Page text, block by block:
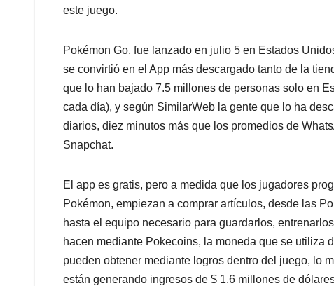
este juego.
Pokémon Go, fue lanzado en julio 5 en Estados
se convirtió en el App más descargado tanto de la
que lo han bajado 7.5 millones de personas solo en
cada día), y según SimilarWeb la gente que lo ha
diarios, diez minutos más que los promedios de
Snapchat.
El app es gratis, pero a medida que los jugadores
Pokémon, empiezan a comprar artículos, desde las
hasta el equipo necesario para guardarlos,
hacen mediante Pokecoins, la moneda que se utiliza
pueden obtener mediante logros dentro del juego, lo
están generando ingresos de $ 1.6 millones de